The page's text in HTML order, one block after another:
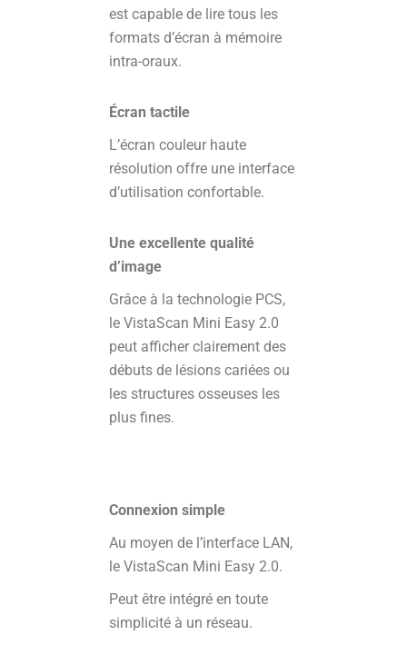
est capable de lire tous les
formats d’écran à mémoire
intra-oraux.
Écran tactile
L’écran couleur haute
résolution offre une interface
d’utilisation confortable.
Une excellente qualité
d’image
Grâce à la technologie PCS,
le VistaScan Mini Easy 2.0
peut afficher clairement des
débuts de lésions cariées ou
les structures osseuses les
plus fines.
Connexion simple
Au moyen de l’interface LAN,
le VistaScan Mini Easy 2.0.
Peut être intégré en toute
simplicité à un réseau.